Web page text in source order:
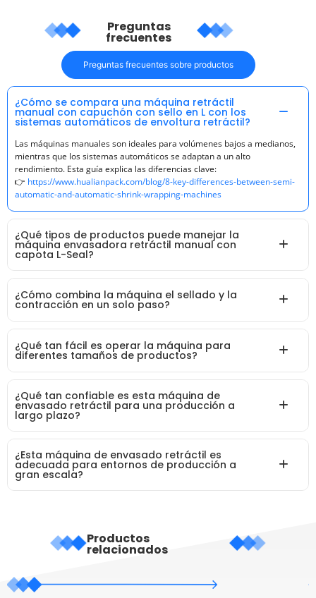
Preguntas
frecuentes
Preguntas frecuentes sobre productos
¿Cómo se compara una máquina retráctil
manual con capuchón con sello en L con los
sistemas automáticos de envoltura retráctil?
Las máquinas manuales son ideales para volúmenes bajos a medianos,
mientras que los sistemas automáticos se adaptan a un alto
rendimiento. Esta guía explica las diferencias clave:
👉 https://www.hualianpack.com/blog/8-key-differences-between-semi-
automatic-and-automatic-shrink-wrapping-machines
¿Qué tipos de productos puede manejar la
máquina envasadora retráctil manual con
capota L-Seal?
¿Cómo combina la máquina el sellado y la
contracción en un solo paso?
¿Qué tan fácil es operar la máquina para
diferentes tamaños de productos?
¿Qué tan confiable es esta máquina de
envasado retráctil para una producción a
largo plazo?
¿Esta máquina de envasado retráctil es
adecuada para entornos de producción a
gran escala?
Productos
relacionados